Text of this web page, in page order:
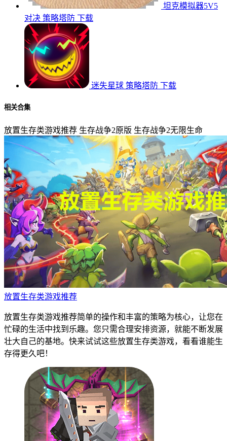
坦克模拟器5V5
对决 策略塔防 下载
迷失星球 策略塔防 下载
相关合集
放置生存类游戏推荐 生存战争2原版 生存战争2无限生命
放置生存类游戏推荐
放置生存类游戏推荐简单的操作和丰富的策略为核心，让您在
忙碌的生活中找到乐趣。您只需合理安排资源，就能不断发展
壮大自己的基地。快来试试这些放置生存类游戏，看看谁能生
存得更久吧！